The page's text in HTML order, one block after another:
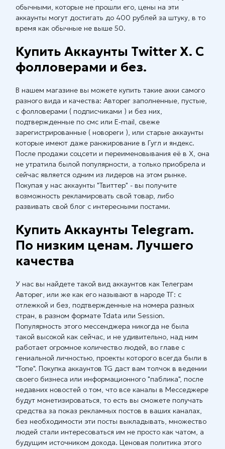
обычными, которые не прошли его, цены на эти
аккаунты могут достигать до 400 рублей за штуку, в то
время как обычные не выше 50.
Купить Аккаунты Twitter X. С
фолловерами и без.
В нашем магазине вы можете купить такие акки самого
разного вида и качества: Авторег заполненные, пустые,
с фолловерами ( подписчиками ) и без них,
подтвержденные по смс или E-mail, свеже
зарегистрированные ( новореги ), или старые аккаунты
которые имеют даже ранжирование в Гугл и яндекс.
После продажи соцсети и переименовывания её в X, она
не утратила былой популярности, а только приобрела и
сейчас является одним из лидеров на этом рынке.
Покупая у нас аккаунты "Твиттер" - вы получите
возможность рекламировать свой товар, либо
развивать свой блог с интересными постами.
Купить Аккаунты Telegram.
По низким ценам. Лучшего
качества
У нас вы найдете такой вид аккаунтов как Телеграм
Авторег, или же как его называют в народе ТГ: с
отлежкой и без, подтвержденные на номера разных
стран, в разном формате Tdata или Session.
Популярность этого мессенджера никогда не была
такой высокой как сейчас, и не удивительно, над ним
работает огромное количество людей, во главе с
гениальной личностью, проекты которого всегда были в
"Топе". Покупка аккаунтов TG даст вам толчок в ведении
своего бизнеса или информационного "паблика", после
недавних новостей о том, что все каналы в Месседжере
будут монетизироваться, то есть вы сможете получать
средства за показ рекламных постов в ваших каналах,
без необходимости эти посты выкладывать, множество
людей стали интересоваться им не просто как чатом, а
будущим источником дохода. Ценовая политика этого